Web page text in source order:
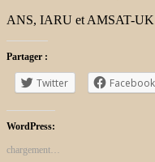
ANS, IARU et AMSAT-UK
Partager :
Twitter Facebook
WordPress:
chargement…